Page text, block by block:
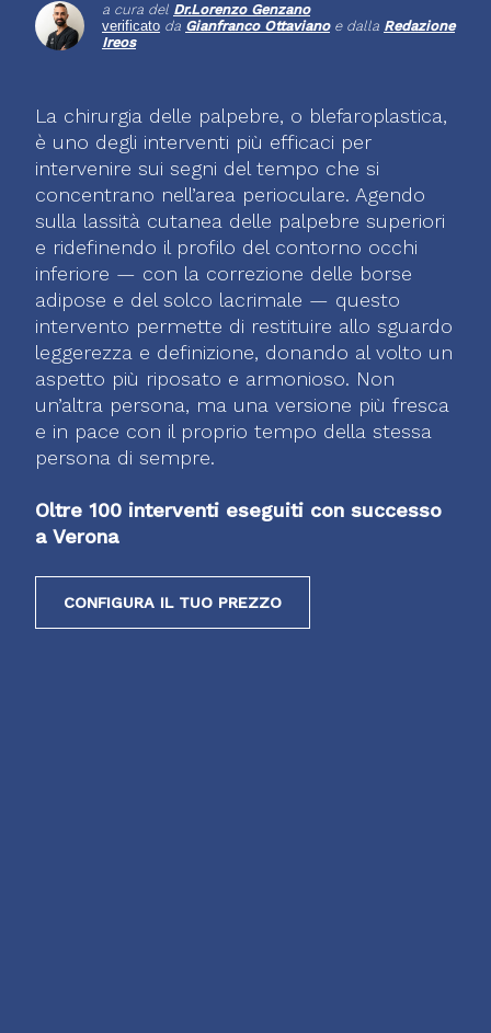
a cura del Dr.Lorenzo Genzano
verificato da Gianfranco Ottavianoe dalla Redazione
Ireos
La chirurgia delle palpebre, o blefaroplastica,
è uno degli interventi più efficaci per
intervenire sui segni del tempo che si
concentrano nell’area perioculare. Agendo
sulla lassità cutanea delle palpebre superiori
e ridefinendo il profilo del contorno occhi
inferiore — con la correzione delle borse
adipose e del solco lacrimale — questo
intervento permette di restituire allo sguardo
leggerezza e definizione, donando al volto un
aspetto più riposato e armonioso. Non
un’altra persona, ma una versione più fresca
e in pace con il proprio tempo della stessa
persona di sempre.
Oltre 100 interventi eseguiti con successo
a Verona
CONFIGURA IL TUO PREZZO